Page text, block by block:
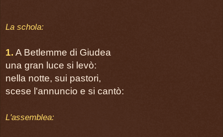
Super oblata
página 39
PREX EUCHARISTICA
La schola:
1. A Betlemme di Giudea
una gran luce si levò:
nella notte, sui pastori,
scese l'annuncio e si cantò:
L'assemblea: